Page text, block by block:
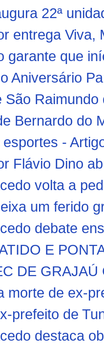
22ª
entrega Viva,
garante que
Aniversário
São
Bernardo do
-
Flávio Dino
volta a
um ferido
debate
E
DE
morte de ex-
prefeito de
destaca